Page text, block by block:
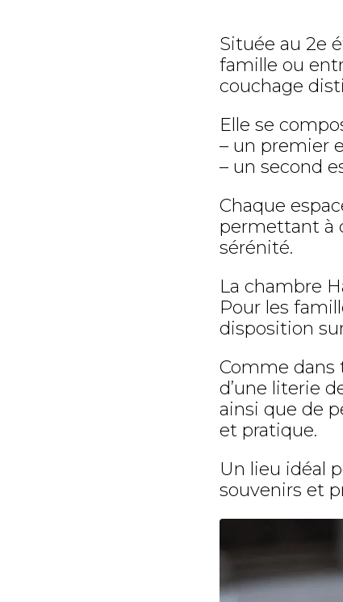
Située au 2e
famille ou
couchage
Elle se
– un premier
– un second
Chaque
permettant à
sérénité.
La chambre
Pour les
disposition
Comme dans
d’une literie
ainsi que de
et pratique.
Un lieu idéal
souvenirs et